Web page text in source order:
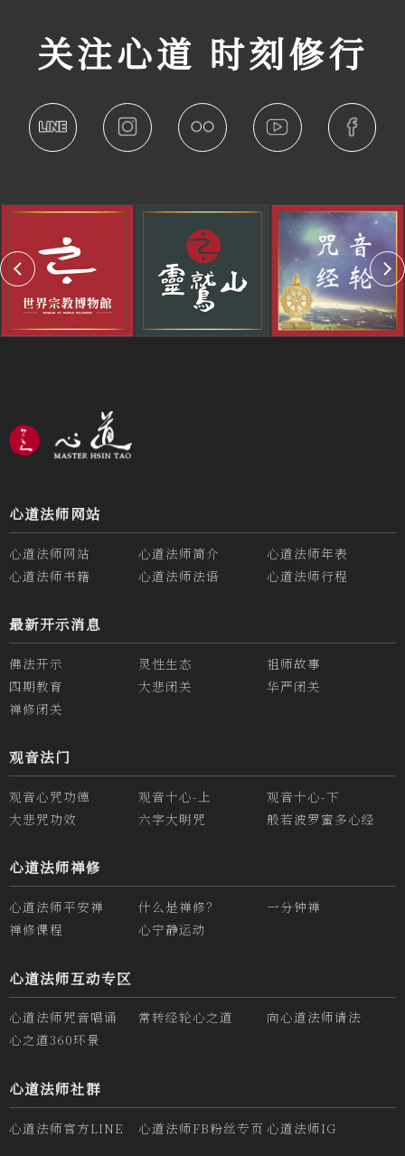
关注心道 时刻修行
心道法师网站
心道法师网站 心道法师简介
心道法师年表
心道法师书籍
心道法师法语 心道法师行程
最新开示消息
佛法开示 灵性生态
祖师故事
四期教育
大悲闭关
华严闭关
禅修闭关
观音法门
观音心咒功德 观音十心-上
观音十心-下
大悲咒功效
六字大明咒 般若波罗蜜多心经
心道法师禅修
心道法师平安禅 什么是禅修？
一分钟禅
禅修课程
心宁静运动
心道法师互动专区
心道法师咒音唱诵 常转经轮心之道
向心道法师请法
心之道360环景
心道法师社群
心道法师官方LINE 心道法师FB粉丝专页 心道法师IG